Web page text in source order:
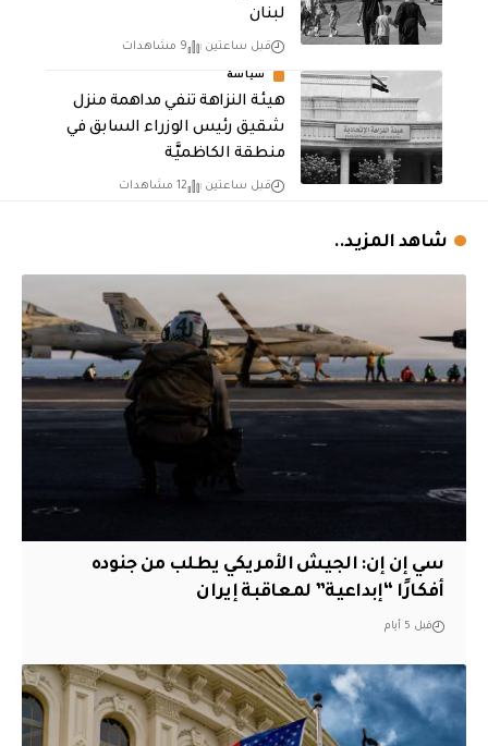
لبنان
قبل ساعتين 9 مشاهدات
سياسة
هيئة النزاهة تنفي مداهمة منزل
شقيق رئيس الوزراء السابق في
منطقة الكاظميَّة
قبل ساعتين 12 مشاهدات
شاهد المزيد..
سي إن إن: الجيش الأمريكي يطلب من جنوده
أفكارًا “إبداعية” لمعاقبة إيران
قبل 5 أيام